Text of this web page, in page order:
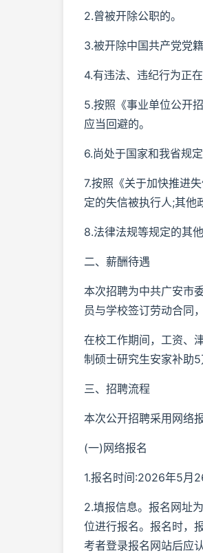
2.曾被开除公职的。
3.被开除中国共产党党籍
4.有违法、违纪行为正在
5.按照《事业单位公开
应当回避的。
6.尚处于国家和我省规
7.按照《关于加快推进
定的失信被执行人;其他
8.法律法规等规定的其
二、薪酬待遇
本次招聘为中共广安市
员与学校签订劳动合同
在校工作期间，工资、
制硕士研究生安家补助5
三、招聘流程
本次公开招聘采用网络
(一)网络报名
1.报名时间:2026年5月
2.填报信息。报名网址
位进行报名。报名时，
考者登录报名网站后应